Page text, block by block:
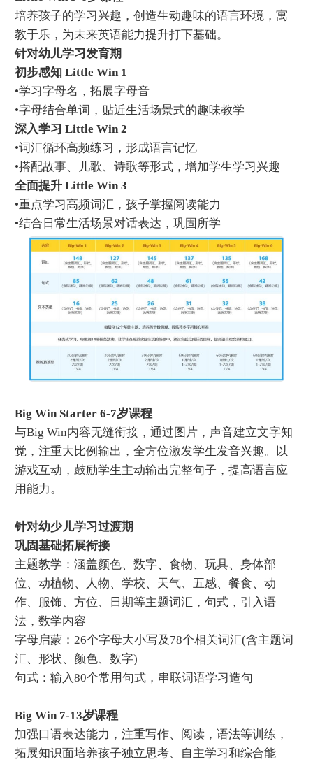
培养孩子的学习兴趣，创造生动趣味的语言环境，寓
教于乐，为未来英语能力提升打下基础。
针对幼儿学习发育期
初步感知 Little Win 1
•学习字母名，拓展字母音
•字母结合单词，贴近生活场景式的趣味教学
深入学习 Little Win 2
•词汇循环高频练习，形成语言记忆
•搭配故事、儿歌、诗歌等形式，增加学生学习兴趣
全面提升 Little Win 3
•重点学习高频词汇，孩子掌握阅读能力
•结合日常生活场景对话表达，巩固所学
Big Win Starter 6-7岁课程
与Big Win内容无缝衔接，通过图片，声音建立文字知
觉，注重大比例输出，全方位激发学生发音兴趣。以
游戏互动，鼓励学生主动输出完整句子，提高语言应
用能力。
针对幼少儿学习过渡期
巩固基础拓展衔接
主题教学：涵盖颜色、数字、食物、玩具、身体部
位、动植物、人物、学校、天气、五感、餐食、动
作、服饰、方位、日期等主题词汇，句式，引入语
法，数学内容
字母启蒙：26个字母大小写及78个相关词汇(含主题词
汇、形状、颜色、数字)
句式：输入80个常用句式，串联词语学习造句
Big Win 7-13岁课程
加强口语表达能力，注重写作、阅读，语法等训练，
拓展知识面培养孩子独立思考、自主学习和综合能